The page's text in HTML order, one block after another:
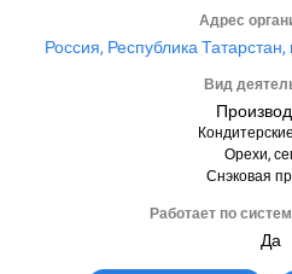
Адрес
Россия, Республика
Вид
Орехи,
Снэковая
Работает по
Да